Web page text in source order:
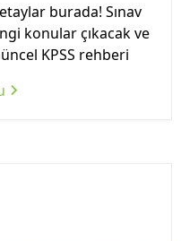
burada! Sınav
konular çıkacak ve
KPSS rehberi